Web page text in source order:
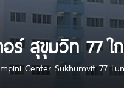
ร์ สุขุมวิท 77
Center Sukhumvit 77
ลวง กทม. ใกล้รถไฟฟ้า BTS อ่